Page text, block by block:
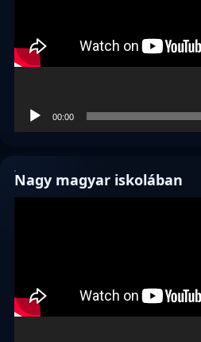
00:00
Nagy magyar iskolában